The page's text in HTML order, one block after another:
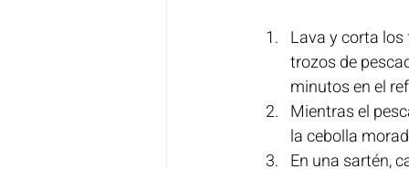
Lava y corta los
trozos de
minutos en el
Mientras el
la cebolla
En una sartén,